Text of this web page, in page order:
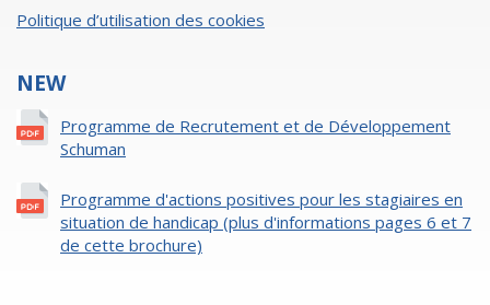
Politique d’utilisation des cookies
NEW
Programme de Recrutement et de Développement
Schuman
Programme d'actions positives pour les stagiaires en
situation de handicap (plus d'informations pages 6 et 7
de cette brochure)